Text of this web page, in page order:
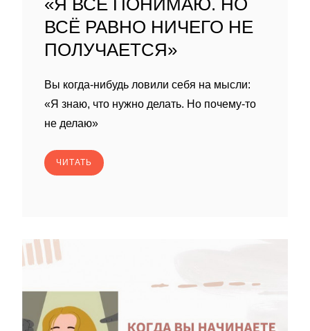
«Я ВСЁ ПОНИМАЮ. НО
ВСЁ РАВНО НИЧЕГО НЕ
ПОЛУЧАЕТСЯ»
Вы когда-нибудь ловили себя на мысли:
«Я знаю, что нужно делать. Но почему-то
не делаю»
ЧИТАТЬ